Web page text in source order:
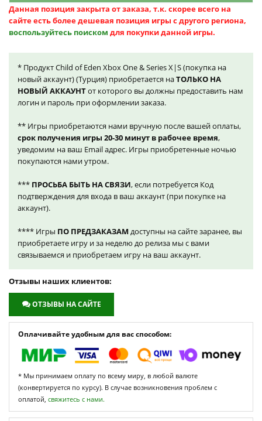
Данная позиция закрыта от заказа, т.к. скорее всего на
сайте есть более дешевая позиция игры с другого региона,
воспользуйтесь поиском для покупки данной игры.
* Продукт Child of Eden Xbox One & Series X|S (покупка на
новый аккаунт) (Турция) приобретается наТОЛЬКО НА
НОВЫЙ АККАУНТот которого вы должны предоставить нам
логин и пароль при оформлении заказа.
** Игры приобретаются нами вручную после вашей оплаты,
срок получения игры 20-30 минут в рабочее время,
уведомим на ваш Email адрес. Игры приобретенные ночью
покупаются нами утром.
*** ПРОСЬБА БЫТЬ НА СВЯЗИ, если потребуется Код
подтверждения для входа в ваш аккаунт (при покупке на
аккаунт).
**** Игры ПО ПРЕДЗАКАЗАМ доступны на сайте заранее, вы
приобретаете игру и за неделю до релиза мы с вами
связываемся и приобретаем игру на ваш аккаунт.
Отзывы наших клиентов:
ОТЗЫВЫ НА САЙТЕ
Оплачивайте удобным для вас способом:
* Мы принимаем оплату по всему миру, в любой валюте
(конвертируется по курсу). В случае возникновения проблем с
оплатой, свяжитесь с нами.